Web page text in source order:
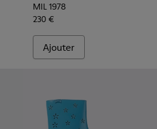
MIL 1978
230 €
Ajouter